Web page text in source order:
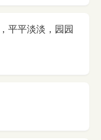
平平淡淡，园园